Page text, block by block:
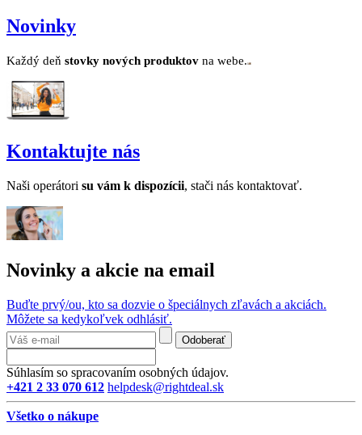
Novinky
Každý deň stovky nových produktov na webe.
Kontaktujte nás
Naši operátori su vám k dispozícii, stači nás kontaktovať.
Novinky a akcie na email
Buďte prvý/ou, kto sa dozvie o špeciálnych zľavách a akciách.
Môžete sa kedykoľvek odhlásiť.
Odoberať
Súhlasím so spracovaním osobných údajov.
+421 2 33 070 612 helpdesk@rightdeal.sk
Všetko o nákupe